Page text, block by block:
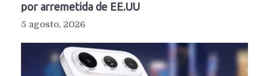
por arremetida de EE.UU
5 agosto, 2026